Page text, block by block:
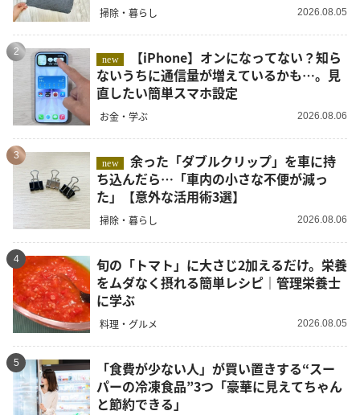
掃除・暮らし 2026.08.05
2
new
ないうちに通信量が増えているかも…。見
直したい簡単スマホ設定
お金・学ぶ 2026.08.06
3
new
余った「ダブルクリップ」を車に持
ち込んだら…「車内の小さな不便が減っ
た」【意外な活用術3選】
掃除・暮らし 2026.08.06
4
旬の「トマト」に大さじ2加えるだけ。栄養
をムダなく摂れる簡単レシピ｜管理栄養士
に学ぶ
料理・グルメ 2026.08.05
5
「食費が少ない人」が買い置きする“スー
パーの冷凍食品”3つ「豪華に見えてちゃん
と節約できる」